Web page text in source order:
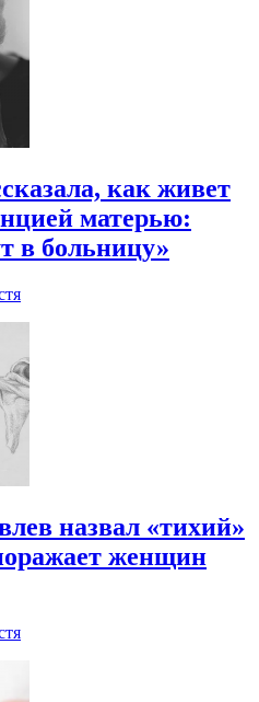
как живет
матерью:
в больницу»
назвал «тихий»
женщин